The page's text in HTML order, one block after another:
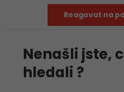
Reagovat na
Nenašli jste,
hledali ?